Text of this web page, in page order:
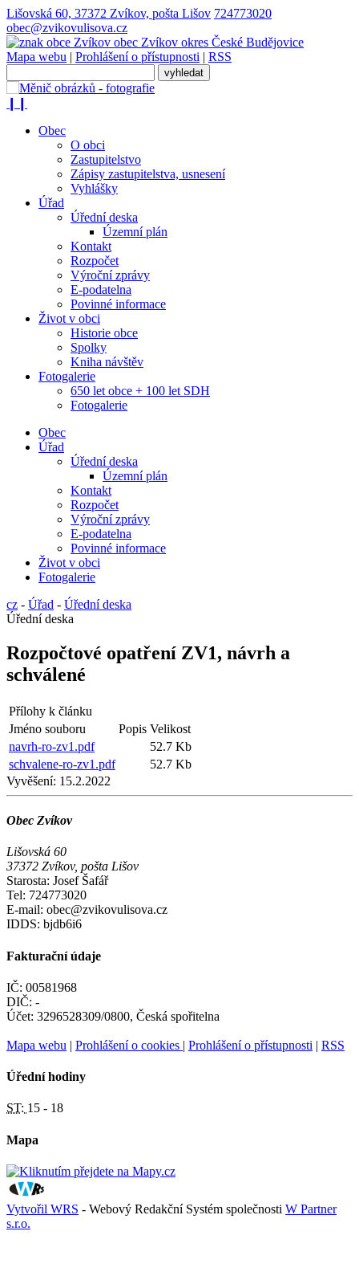
Lišovská 60, 37372 Zvíkov, pošta Lišov 724773020
obec@zvikovulisova.cz
obec Zvíkov okres České Budějovice
Mapa webu | Prohlášení o přístupnosti | RSS
Obec
O obci
Zastupitelstvo
Zápisy zastupitelstva, usnesení
Vyhlášky
Úřad
Úřední deska
Územní plán
Kontakt
Rozpočet
Výroční zprávy
E-podatelna
Povinné informace
Život v obci
Historie obce
Spolky
Kniha návštěv
Fotogalerie
650 let obce + 100 let SDH
Fotogalerie
Obec
Úřad
Úřední deska
Územní plán
Kontakt
Rozpočet
Výroční zprávy
E-podatelna
Povinné informace
Život v obci
Fotogalerie
cz - Úřad - Úřední deska
Úřední deska
Rozpočtové opatření ZV1, návrh a
schválené
Přílohy k článku
Jméno souboru
Popis Velikost
navrh-ro-zv1.pdf
52.7 Kb
schvalene-ro-zv1.pdf
52.7 Kb
Vyvěšení: 15.2.2022
Obec Zvíkov
Lišovská 60
37372 Zvíkov, pošta Lišov
Starosta: Josef Šafář
Tel: 724773020
E-mail: obec@zvikovulisova.cz
IDDS: bjdb6i6
Fakturační údaje
IČ: 00581968
DIČ: -
Účet: 3296528309/0800, Česká spořitelna
Mapa webu | Prohlášení o cookies | Prohlášení o přístupnosti | RSS
Úřední hodiny
ST: 15 - 18
Mapa
Vytvořil WRS - Webový Redakční Systém společnosti W Partner
s.r.o.